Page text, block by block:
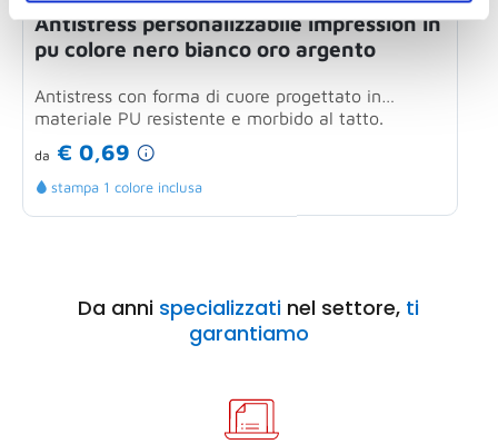
Antistress personalizzabile impression in
pu colore nero bianco oro argento
Antistress con forma di cuore progettato in
materiale PU resistente e morbido al tatto.
Ideale...
da € 0,69
stampa 1 colore inclusa
Da anni specializzati nel settore, ti
garantiamo